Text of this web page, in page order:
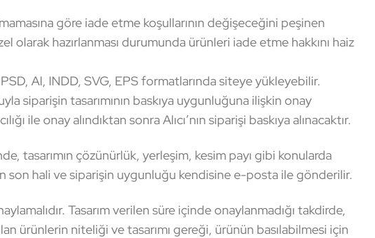
göre iade etme koşullarının değişeceğini peşinen
olarak hazırlanması durumunda ürünleri iade etme hakkını haiz
AI, INDD, SVG, EPS formatlarında siteye yükleyebilir.
siparişin tasarımının baskıya uygunluğuna ilişkin onay
onay alındıktan sonra Alıcı’nın siparişi baskıya alınacaktır.
tasarımın çözünürlük, yerleşim, kesim payı gibi konularda
son hali ve siparişin uygunluğu kendisine e-posta ile gönderilir.
Tasarım verilen süre içinde onaylanmadığı takdirde,
ürünlerin niteliği ve tasarımı gereği, ürünün basılabilmesi için